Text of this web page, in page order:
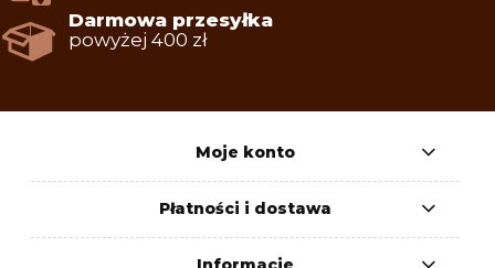
Darmowa przesyłka
powyżej 400 zł
Moje konto
Płatności i dostawa